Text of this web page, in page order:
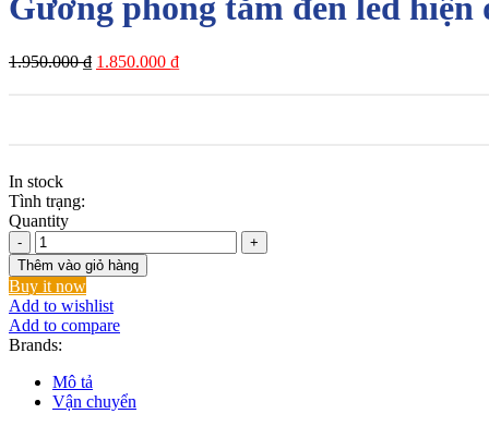
Gương phòng tắm đèn led hiện
1.950.000₫ Giá
1.850.000 ₫Giá
In stock
Tình trạng:
Quantity
Gương
phòng
tắm
đèn
led
hiện
đại
ML6002D
số
lượng
Thêm vào giỏ hàng
Buy it now
Add to wishlist
Add to compare
Brands:
Mô tả
Vận chuyển